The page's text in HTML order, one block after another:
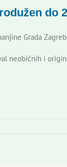
do
Grada
neobičnih i